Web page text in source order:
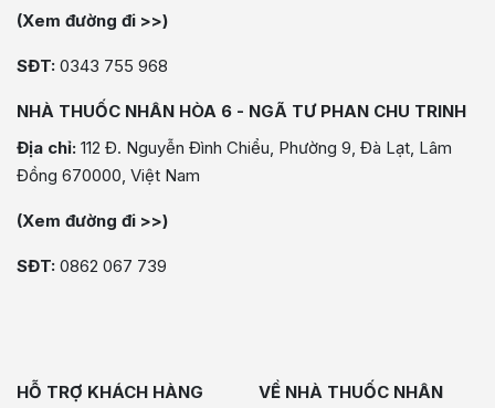
(Xem đường đi >>)
SĐT: 0343 755 968
NHÀ THUỐC NHÂN HÒA 6 - NGÃ TƯ PHAN CHU TRINH
Địa chỉ: 112 Đ. Nguyễn Đình Chiểu, Phường 9, Đà Lạt, Lâm
Đồng 670000, Việt Nam
(Xem đường đi >>)
SĐT: 0862 067 739
HỖ TRỢ KHÁCH HÀNG
VỀ NHÀ THUỐC NHÂN